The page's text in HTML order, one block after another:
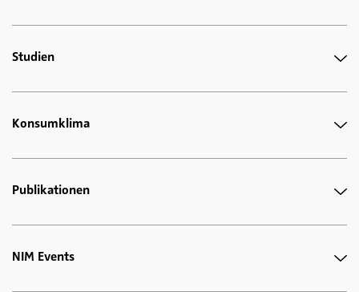
Studien
Konsumklima
Publikationen
NIM Events